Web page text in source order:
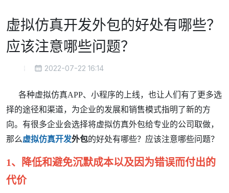
虚拟仿真开发外包的好处有哪些？
应该注意哪些问题？
2022-07-22 16:14
各种虚拟仿真APP、小程序的上线，也让人们有了更多选
择的途径和渠道，为企业的发展和销售模式指明了新的方
向。有很多企业会选择将虚拟仿真外包给专业的公司取做，
那么虚拟仿真开发外包的好处有哪些？应该注意哪些问题？
1、
降低和避免沉默成本以及因为错误而付出的
代价